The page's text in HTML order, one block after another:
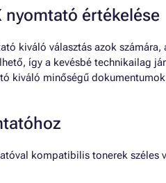
nyomtató értékelése
kiváló választás azok
így a kevésbé technikailag
kiváló minőségű
kompatibilis tonerek